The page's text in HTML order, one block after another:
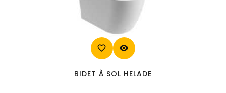
favorite_border visibility
BIDET À SOL HELADE